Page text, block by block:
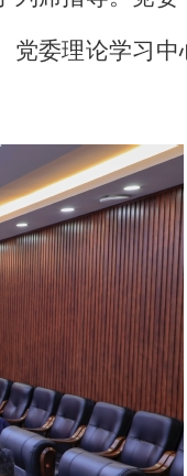
党委理论学习中